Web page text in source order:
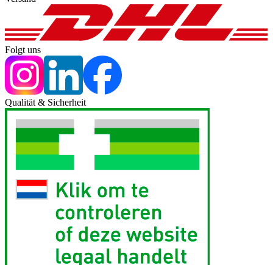
Folgt uns
Qualität & Sicherheit